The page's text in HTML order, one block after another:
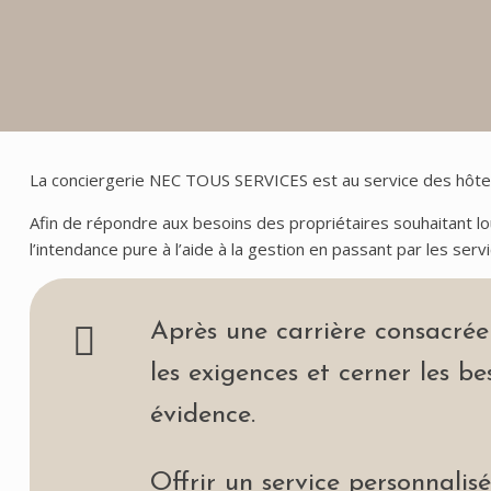
La conciergerie NEC TOUS SERVICES est au service des
Afin de répondre aux besoins des propriétaires souhaitant
l’intendance pure à l’aide à la gestion en passant par les
Après une carrière
les exigences et cerner les
évidence.
Offrir un service